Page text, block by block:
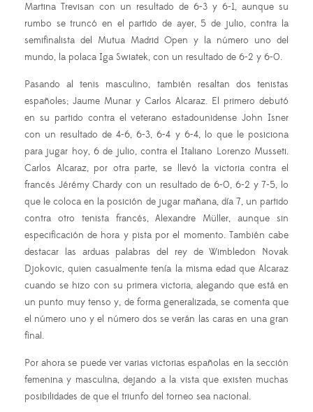
Martina Trevisan con un resultado de 6-3 y 6-1, aunque su
rumbo se truncó en el partido de ayer, 5 de julio, contra la
semifinalista del Mutua Madrid Open y la número uno del
mundo, la polaca Iga Swiatek, con un resultado de 6-2 y 6-0.
Pasando al tenis masculino, también resaltan dos tenistas
españoles; Jaume Munar y Carlos Alcaraz. El primero debutó
en su partido contra el veterano estadounidense John Isner
con un resultado de 4-6, 6-3, 6-4 y 6-4, lo que le posiciona
para jugar hoy, 6 de julio, contra el Italiano Lorenzo Musseti.
Carlos Alcaraz, por otra parte, se llevó la victoria contra el
francés Jérémy Chardy con un resultado de 6-0, 6-2 y 7-5, lo
que le coloca en la posición de jugar mañana, día 7, un partido
contra otro tenista francés, Alexandre Müller, aunque sin
especificación de hora y pista por el momento. También cabe
destacar las arduas palabras del rey de Wimbledon Novak
Djokovic, quien casualmente tenía la misma edad que Alcaraz
cuando se hizo con su primera victoria, alegando que está en
un punto muy tenso y, de forma generalizada, se comenta que
el número uno y el número dos se verán las caras en una gran
final.
Por ahora se puede ver varias victorias españolas en la sección
femenina y masculina, dejando a la vista que existen muchas
posibilidades de que el triunfo del torneo sea nacional.